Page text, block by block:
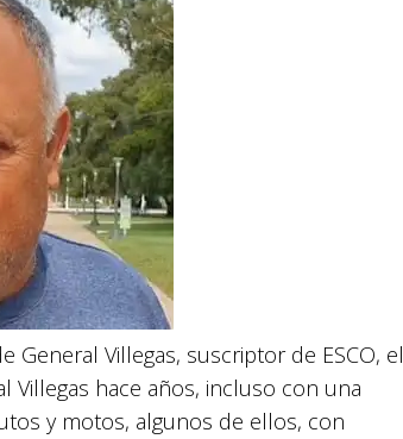
General Villegas, suscriptor de ESCO, el
Villegas hace años, incluso con una
y motos, algunos de ellos, con